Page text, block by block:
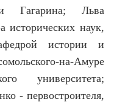
Гагарина; Льва
исторических наук,
истории и
на-Амуре
университета;
- первостроителя,